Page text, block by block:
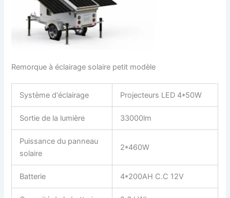
Remorque à éclairage solaire petit modèle
Système d'éclairage Projecteurs LED 4*50W
Sortie de la lumière 33000lm
Puissance du panneau
solaire
2*460W
Batterie 4*200AH C.C 12V